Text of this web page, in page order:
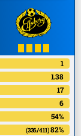
1
1.38
17
6
54%
(336/411)82%